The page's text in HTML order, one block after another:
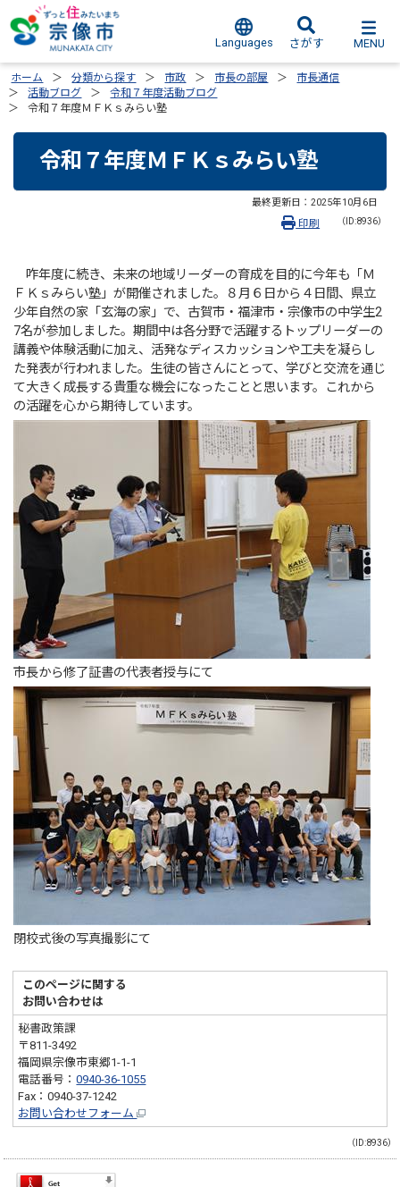
Languages さがす MENU
ホーム 分類から探す 市政 市長の部屋
市長通信
活動ブログ
令和７年度活動ブログ
令和７年度ＭＦＫｓみらい塾
令和７年度ＭＦＫｓみらい塾
最終更新日： 2025年10月6日
（ID:8936）
印刷
咋年度に続き、未来の地域リーダーの育成を目的に今年も「Ｍ
ＦＫｓみらい塾」が開催されました。８月６日から４日間、県立
少年自然の家「玄海の家」で、古賀市・福津市・宗像市の中学生2
7名が参加しました。期間中は各分野で活躍するトップリーダーの
講義や体験活動に加え、活発なディスカッションや工夫を凝らし
た発表が行われました。生徒の皆さんにとって、学びと交流を通じ
て大きく成長する貴重な機会になったことと思います。これから
の活躍を心から期待しています。
市長から修了証書の代表者授与にて
閉校式後の写真撮影にて
このページに関する
お問い合わせは
秘書政策課
〒811-3492
福岡県宗像市東郷1-1-1
電話番号：0940-36-1055
Fax：0940-37-1242
お問い合わせフォーム
（ID:8936）